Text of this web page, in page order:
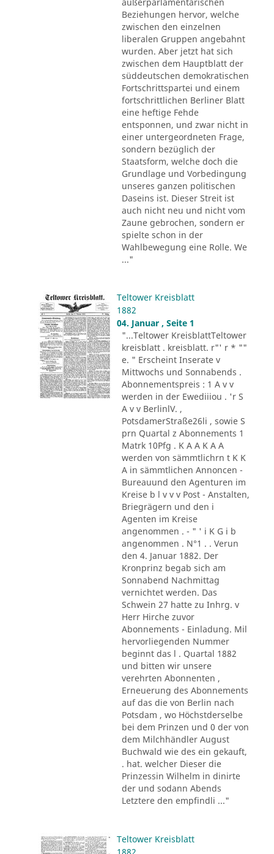
Beziehungen hervor, welche
zwischen den einzelnen
liberalen Gruppen angebahnt
wurden. Aber jetzt hat sich
zwischen dem Hauptblatt der
süddeutschen demokratischen
Fortschrittspartei und einem
fortschrittlichen Berliner Blatt
eine heftige Fehde
entsponnen, und zwar nicht in
einer untergeordneten Frage,
sondern bezüglich der
Staatsform, welche doch die
Grundlage und Vorbedingung
unseres ganzen politischen
Daseins ist. Dieser Streit ist
auch nicht neu und nicht vom
Zaune gebrochen, sondern er
spielte schon in der
Wahlbewegung eine Rolle. We
..."
Teltower Kreisblatt
1882
04. Januar , Seite 1
"...Teltower KreisblattTeltower
kreisblatt . kreisblatt. r"' r * ""
e. " Erscheint Inserate v
Mittwochs und Sonnabends .
Abonnementspreis : 1 A v v
werden in der Ewediiiou . 'r S
A v v BerlinlV. ,
PotsdamerStraße26li , sowie S
prn Quartal z Abonnements 1
Matrk 10Pfg . K A A K A A
werden von sämmtlichrn t K K
A in sämmtlichen Annoncen -
Bureauund den Agenturen im
Kreise b l v v v Post - Anstalten,
Briegrägern und den i
Agenten im Kreise
angenommen . - " ' i K G i b
angenommen . N°1 . . Verun
den 4. Januar 1882. Der
Kronprinz begab sich am
Sonnabend Nachmittag
vernichtet werden. Das
Schwein 27 hatte zu Inhrg. v
Herr Hirche zuvor
Abonnements - Einladung. Mil
hervorliegenden Nummer
beginnt das l . Quartal 1882
und bitten wir unsere
verehrten Abonnenten ,
Erneuerung des Abonnements
auf das die von Berlin nach
Potsdam , wo Höchstderselbe
bei dem Prinzen und 0 der von
dem Milchhändler August
Buchwald wie des ein gekauft,
. hat. welcher Dieser die
Prinzessin Wilhelm in dinirte
der und sodann Abends
Letztere den empfindli ..."
Teltower Kreisblatt